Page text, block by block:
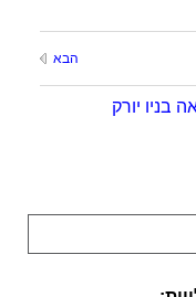
הבא
בניו יורק